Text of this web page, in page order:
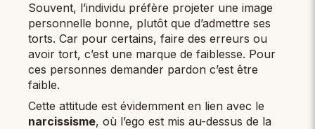
Souvent, l’individu préfère projeter une image
personnelle bonne, plutôt que d’admettre ses
torts. Car pour certains, faire des erreurs ou
avoir tort, c’est une marque de faiblesse. Pour
ces personnes demander pardon c’est être
faible.
Cette attitude est évidemment en lien avec le
narcissisme, où l’ego est mis au-dessus de la